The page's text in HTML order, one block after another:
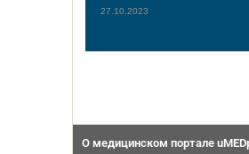
27.10.2023
О медицинском портале